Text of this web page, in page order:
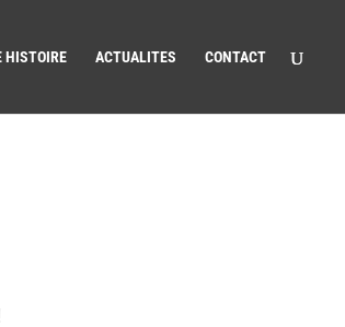
HISTOIRE ACTUALITES CONTACT